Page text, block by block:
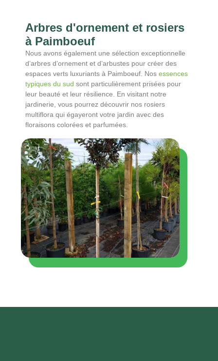
Arbres d'ornement et rosiers
à Paimboeuf
Nous avons également une sélection exceptionnelle
d’arbres d’ornement et d’arbustes pour créer des
espaces verts luxuriants à Paimboeuf. Nos essences
typiques du sud sont particulièrement prisées pour
leur beauté et leur résilience. En visitant notre
jardinerie, vous pourrez découvrir nos rosiers
multiflora qui égayeront votre jardin avec des
floraisons colorées et parfumées.